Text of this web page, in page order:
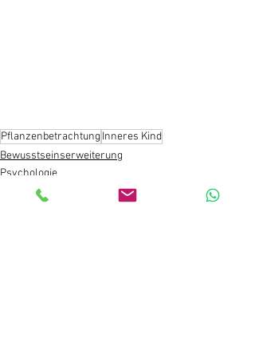
Pflanzenbetrachtung Inneres Kind
Bewusstseinserweiterung
Psychologie
Spiritualität